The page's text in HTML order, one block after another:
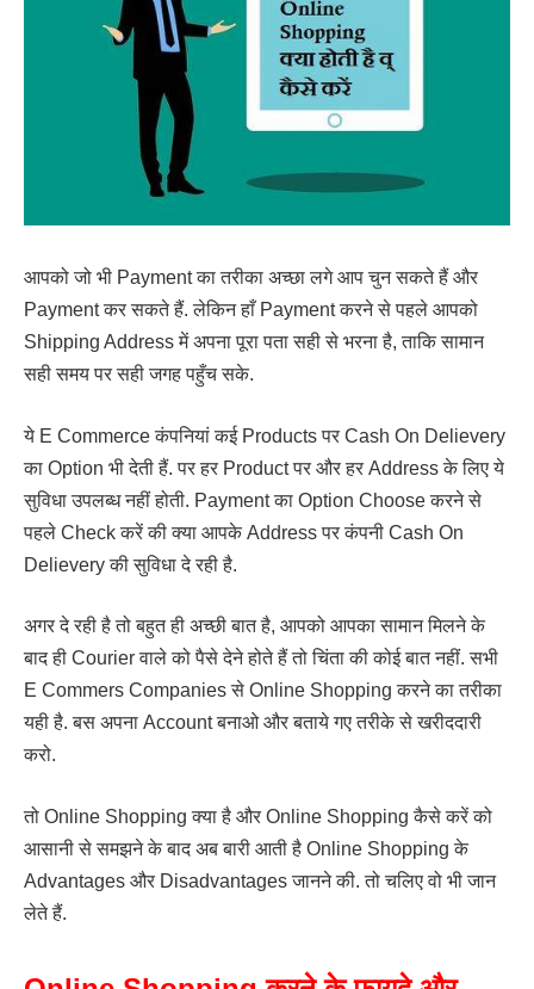
आपको जो भी Payment का तरीका अच्छा लगे आप चुन सकते हैं और
Payment कर सकते हैं. लेकिन हाँ Payment करने से पहले आपको
Shipping Address में अपना पूरा पता सही से भरना है, ताकि सामान
सही समय पर सही जगह पहुँच सके.
ये E Commerce कंपनियां कई Products पर Cash On Delievery
का Option भी देती हैं. पर हर Product पर और हर Address के लिए ये
सुविधा उपलब्ध नहीं होती. Payment का Option Choose करने से
पहले Check करें की क्या आपके Address पर कंपनी Cash On
Delievery की सुविधा दे रही है.
अगर दे रही है तो बहुत ही अच्छी बात है, आपको आपका सामान मिलने के
बाद ही Courier वाले को पैसे देने होते हैं तो चिंता की कोई बात नहीं. सभी
E Commers Companies से Online Shopping करने का तरीका
यही है. बस अपना Account बनाओ और बताये गए तरीके से खरीददारी
करो.
तो Online Shopping क्या है और Online Shopping कैसे करें को
आसानी से समझने के बाद अब बारी आती है Online Shopping के
Advantages और Disadvantages जानने की. तो चलिए वो भी जान
लेते हैं.